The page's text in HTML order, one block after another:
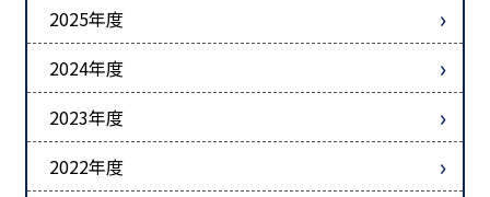
2025年度
2024年度
2023年度
2022年度